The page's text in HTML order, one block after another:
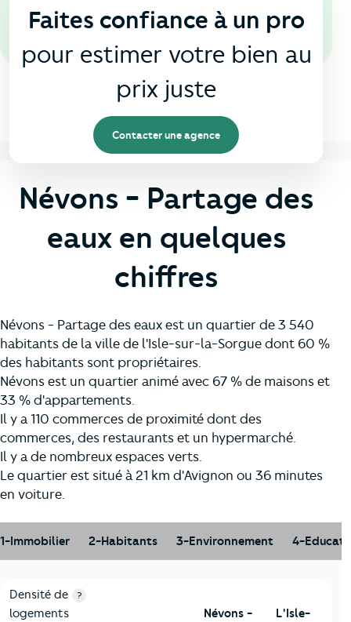
Faites confiance à un pro
pour estimer votre bien au
prix juste
Contacter une agence
Névons - Partage des
eaux en quelques
chiffres
Névons - Partage des eaux est un quartier de 3 540
habitants de la ville de l'Isle-sur-la-Sorgue dont 60 %
des habitants sont propriétaires.
Névons est un quartier animé avec 67 % de maisons et
33 % d'appartements.
Il y a 110 commerces de proximité dont des
commerces, des restaurants et un hypermarché.
Il y a de nombreux espaces verts.
Le quartier est situé à 21 km d'Avignon ou 36 minutes
en voiture.
1-Immobilier 2-Habitants 3-Environnement 4-
1-Immobilier
Critères Névons - Partage des eaux
Densité de
logements
?
Névons -
L'Isle-